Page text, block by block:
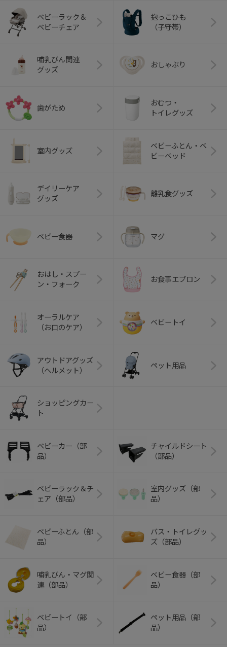
ベビーラック＆
ベビーチェア
抱っこひも
（子守帯）
哺乳びん関連
グッズ
おしゃぶり
歯がため
おむつ・
トイレグッズ
室内グッズ
ベビーふとん・ベ
ビーベッド
デイリーケア
グッズ
離乳食グッズ
ベビー食器 マグ
おはし・スプー
ン・フォーク
お食事エプロン
オーラルケア
（お口のケア）
ベビートイ
アウトドアグッズ
（ヘルメット）
ペット用品
ショッピングカー
ト
ベビーカー（部
品）
チャイルドシート
（部品）
ベビーラック＆チ
ェア（部品）
室内グッズ（部
品）
ベビーふとん（部
品）
バス・トイレグッ
ズ（部品）
哺乳びん・マグ関
連（部品）
ベビー食器（部
品）
ベビートイ（部
品）
ペット用品（部
品）